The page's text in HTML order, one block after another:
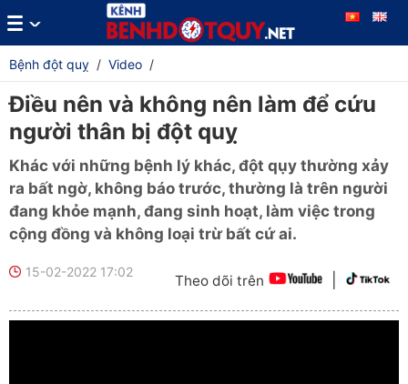
Bệnh đột quỵ / Video /
Điều nên và không nên làm để cứu
người thân bị đột quỵ
Khác với những bệnh lý khác, đột qụy thường xảy
ra bất ngờ, không báo trước, thường là trên người
đang khỏe mạnh, đang sinh hoạt, làm việc trong
cộng đồng và không loại trừ bất cứ ai.
15-02-2022 17:02 Theo dõi trên